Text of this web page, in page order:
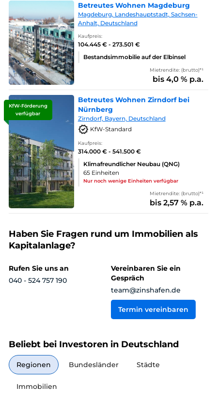
Betreutes Wohnen Magdeburg
Magdeburg, Landeshauptstadt, Sachsen-
Anhalt, Deutschland
Kaufpreis:
104.445 € - 273.501 €
Bestandsimmobilie auf der Elbinsel
Mietrendite: (brutto)*¹
bis 4,0 % p.a.
KfW-Förderung
verfügbar
Betreutes Wohnen Zirndorf bei
Nürnberg
Zirndorf, Bayern, Deutschland
KfW-Standard
Kaufpreis:
314.000 € - 541.500 €
Klimafreundlicher Neubau (QNG)
65 Einheiten
Nur noch wenige Einheiten verfügbar
Mietrendite: (brutto)*¹
bis 2,57 % p.a.
Haben Sie Fragen rund um Immobilien als
Kapitalanlage?
Rufen Sie uns an
040 - 524 757 190
Vereinbaren Sie ein
Gespräch
team@zinshafen.de
Termin vereinbaren
Beliebt bei Investoren in Deutschland
Regionen Bundesländer Städte
Immobilien